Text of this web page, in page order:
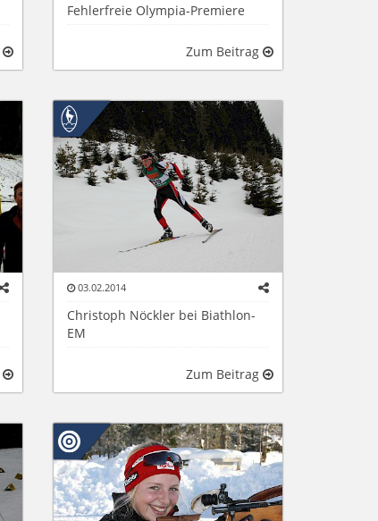
Fehlerfreie Olympia-Premiere
Zum Beitrag
03.02.2014
Christoph Nöckler bei Biathlon-
EM
Zum Beitrag